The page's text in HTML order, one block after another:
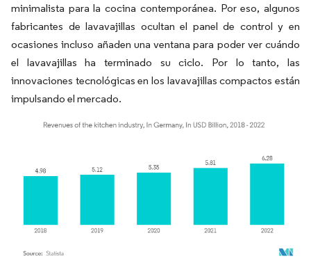
minimalista para la cocina contemporánea. Por eso, algunos
fabricantes de lavavajillas ocultan el panel de control y en
ocasiones incluso añaden una ventana para poder ver cuándo
el lavavajillas ha terminado su ciclo. Por lo tanto, las
innovaciones tecnológicas en los lavavajillas compactos están
impulsando el mercado.